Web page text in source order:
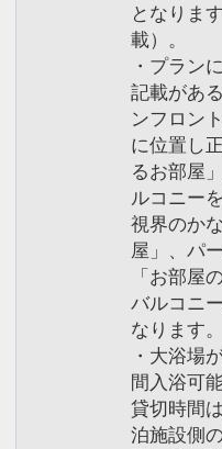
となりま
載）。
・プラン
記載があ
ンフロン
に位置し
るお部屋
ルコニー
視界のか
屋」、パ
「お部屋
バルコニ
なります。
・大浴場
間入浴可
貸切時間
泊施設側